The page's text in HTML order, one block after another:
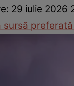
29 iulie 2026
preferată